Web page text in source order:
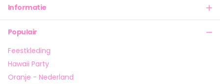
Informatie
Populair
Feestkleding
Hawaii Party
Oranje - Nederland